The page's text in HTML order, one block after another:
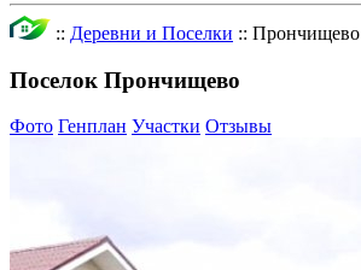
:: Деревни и Поселки :: Прончищево
Поселок Прончищево
Фото Генплан Участки Отзывы